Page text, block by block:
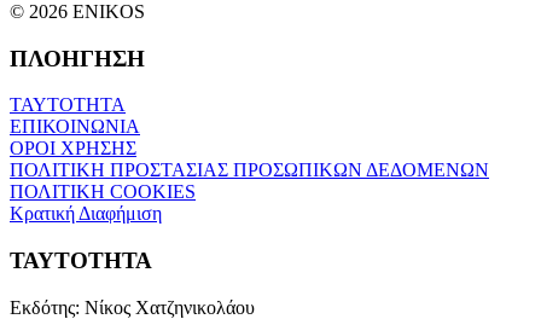
© 2026 ENIKOS
ΠΛΟΗΓΗΣΗ
ΤΑΥΤΟΤΗΤΑ
ΕΠΙΚΟΙΝΩΝΙΑ
ΟΡΟΙ ΧΡΗΣΗΣ
ΠΟΛΙΤΙΚΗ ΠΡΟΣΤΑΣΙΑΣ ΠΡΟΣΩΠΙΚΩΝ ΔΕΔΟΜΕΝΩΝ
ΠΟΛΙΤΙΚΗ COOKIES
Κρατική Διαφήμιση
ΤΑΥΤΟΤΗΤΑ
Εκδότης: Νίκος Χατζηνικολάου